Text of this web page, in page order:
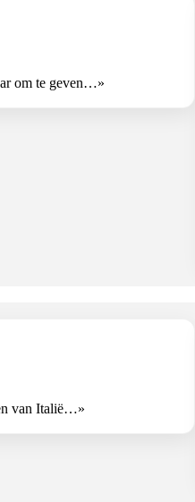
om te geven…»
van Italië…»